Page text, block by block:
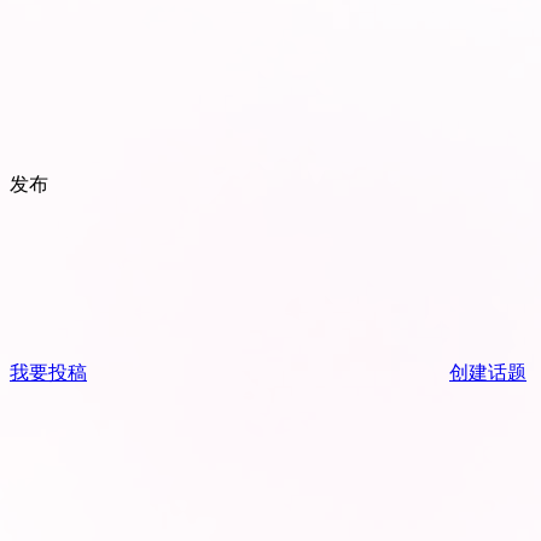
发布
我要投稿 创建话题